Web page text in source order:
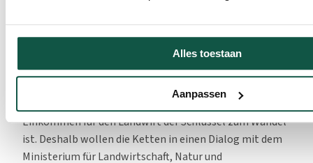
Alles toestaan
Aanpassen
denen u.a. LTO, NAJK, SBK und NZO beteiligt sind, haben
sich besorgt über die Ausarbeitung der Pilotprojekte
geäußert und darauf hingewiesen, dass die extremen
Szenarienstudien weit von der Praxis der Landwirte
entfernt sind. Sie betonen, dass ein ausreichendes
Einkommen für den Landwirt der Schlüssel zum Wandel
ist. Deshalb wollen die Ketten in einen Dialog mit dem
Ministerium für Landwirtschaft, Natur und